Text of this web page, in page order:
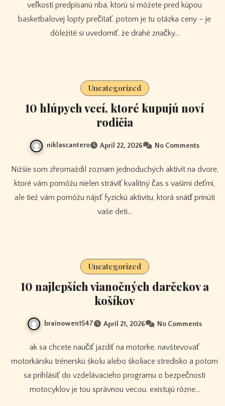
veľkostí predpísanú nba, ktorú si môžete pred kúpou
basketbalovej lopty prečítať. potom je tu otázka ceny – je
dôležité si uvedomiť, že drahé značky…
Uncategorized
10 hlúpych vecí, ktoré kupujú noví
rodičia
niklascantero April 22, 2026 No Comments
Nižšie som zhromaždil zoznam jednoduchých aktivít na dvore,
ktoré vám pomôžu nielen stráviť kvalitný čas s vašimi deťmi,
ale tiež vám pomôžu nájsť fyzickú aktivitu, ktorá snáď prinúti
vaše deti…
Uncategorized
10 najlepších vianočných darčekov a
košíkov
brainowen1547 April 21, 2026 No Comments
ak sa chcete naučiť jazdiť na motorke, navštevovať
motorkársku trénerskú školu alebo školiace stredisko a potom
sa prihlásiť do vzdelávacieho programu o bezpečnosti
motocyklov je tou správnou vecou. existujú rôzne…